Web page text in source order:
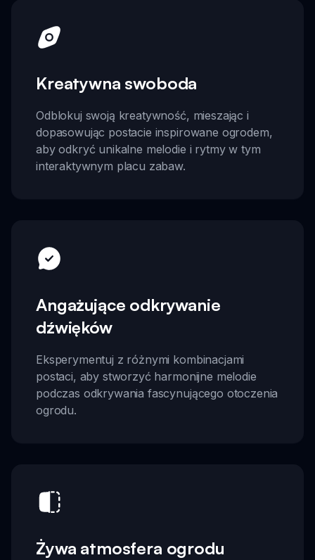
Kreatywna swoboda
Odblokuj swoją kreatywność, mieszając i
dopasowując postacie inspirowane ogrodem,
aby odkryć unikalne melodie i rytmy w tym
interaktywnym placu zabaw.
Angażujące odkrywanie
dźwięków
Eksperymentuj z różnymi kombinacjami
postaci, aby stworzyć harmonijne melodie
podczas odkrywania fascynującego otoczenia
ogrodu.
Żywa atmosfera ogrodu